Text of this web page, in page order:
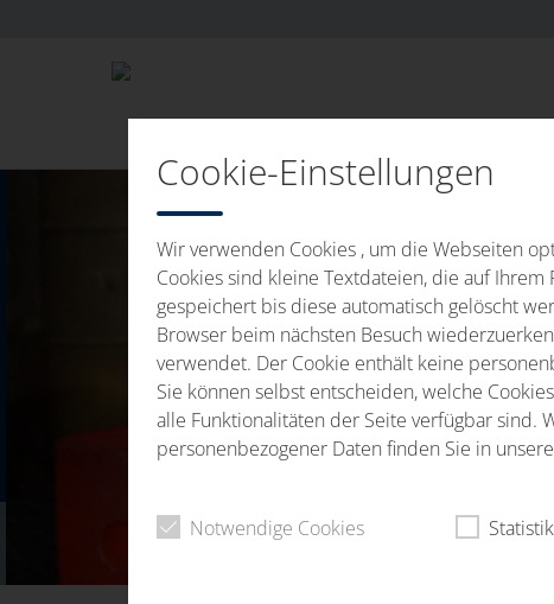
Cookie-Einstellungen
Wir verwenden Cookies , um die Webseiten
Cookies sind kleine Textdateien, die auf
gespeichert bis diese automatisch gelöscht
Browser beim nächsten Besuch
verwendet. Der Cookie enthält keine
Sie können selbst entscheiden, welche
alle Funktionalitäten der Seite verfügbar sind.
personenbezogener Daten finden Sie in
Notwendige Cookies Statistik